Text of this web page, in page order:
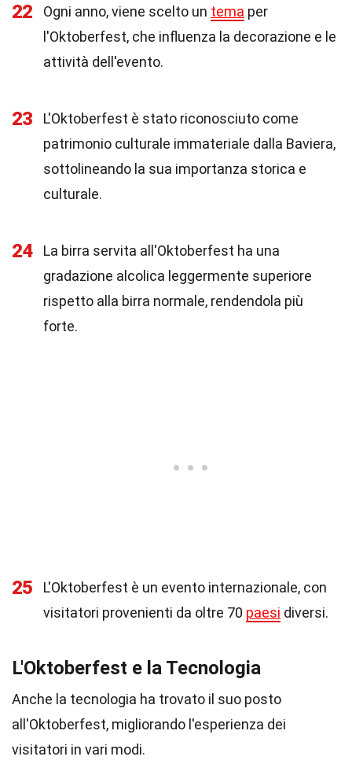
22 Ogni anno, viene scelto un tema per
l'Oktoberfest, che influenza la decorazione e le
attività dell'evento.
23
L'Oktoberfest è stato riconosciuto come
patrimonio culturale immateriale dalla Baviera,
sottolineando la sua importanza storica e
culturale.
24
La birra servita all'Oktoberfest ha una
gradazione alcolica leggermente superiore
rispetto alla birra normale, rendendola più
forte.
25
L'Oktoberfest è un evento internazionale, con
visitatori provenienti da oltre 70 paesi diversi.
L'Oktoberfest e la Tecnologia
Anche la tecnologia ha trovato il suo posto
all'Oktoberfest, migliorando l'esperienza dei
visitatori in vari modi.